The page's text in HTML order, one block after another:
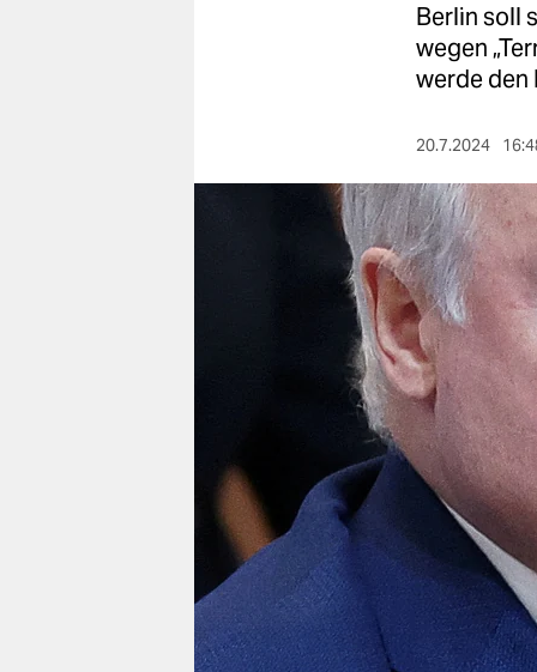
nord
veranstaltungen
fragen & hilfe
unterstützen
abo
genossenschaft
Berlin soll
wegen
werde den
20.7.2024